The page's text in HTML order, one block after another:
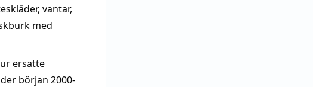
vantar,
med
ersatte
början 2000-